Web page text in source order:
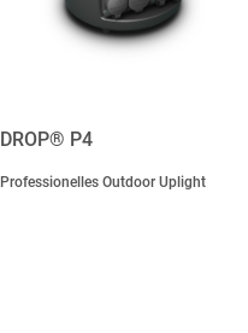
DROP® P4
Professionelles Outdoor Uplight